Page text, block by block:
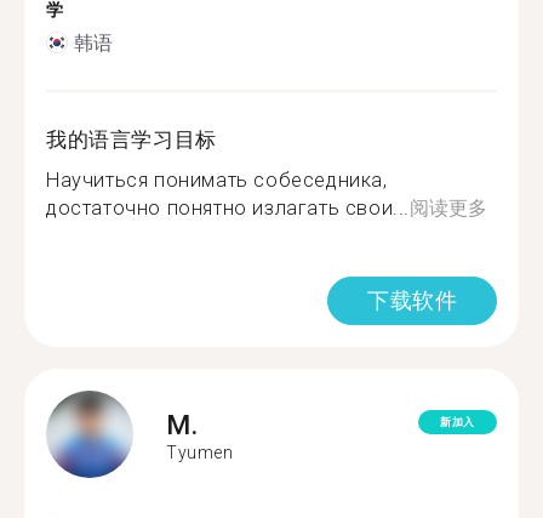
学
韩语
我的语言学习目标
Научиться понимать собеседника,
достаточно понятно излагать свои... 阅读更多
下载软件
M.
Tyumen
新加入